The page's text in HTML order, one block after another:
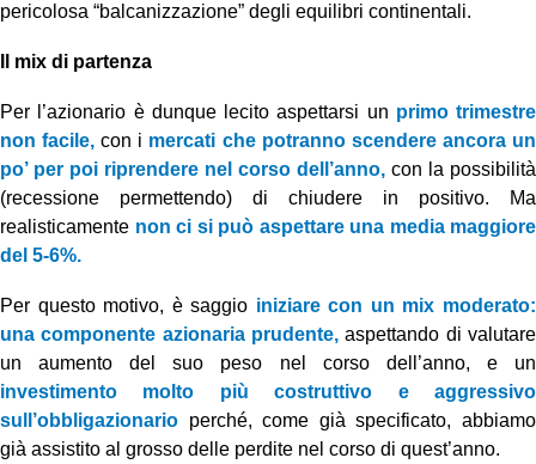
pericolosa “balcanizzazione” degli equilibri continentali.
Il mix di partenza
Per l’azionario è dunque lecito aspettarsi un primo trimestre
non facile,con i mercati che potranno scendere ancora un
po’ per poi riprendere nel corso dell’anno, con la possibilità
(recessione permettendo) di chiudere in positivo. Ma
realisticamente non ci si può aspettare una media maggiore
del 5-6%.
Per questo motivo, è saggio iniziare con un mix moderato:
una componente azionaria prudente, aspettando di valutare
un aumento del suo peso nel corso dell’anno, e un
investimento molto più costruttivo e aggressivo
sull’obbligazionario perché, come già specificato, abbiamo
già assistito al grosso delle perdite nel corso di quest’anno.